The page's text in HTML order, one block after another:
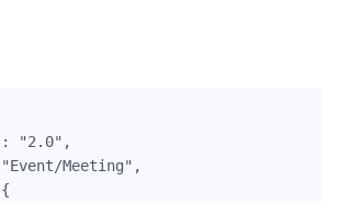
"2.0",
Meeting",